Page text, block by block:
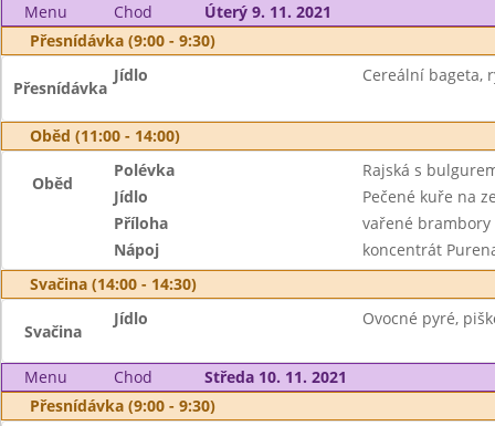
Menu Chod
Úterý 9. 11. 2021
Přesnídávka (9:00 - 9:30)
Přesnídávka
Jídlo Cereální bageta,
Oběd (11:00 - 14:00)
Oběd
Polévka
Rajská s
Jídlo
Pečené kuře na
Příloha
vařené brambory
Nápoj
koncentrát
Svačina (14:00 - 14:30)
Svačina
Jídlo Ovocné pyré,
Menu Chod
Středa 10. 11. 2021
Přesnídávka (9:00 - 9:30)